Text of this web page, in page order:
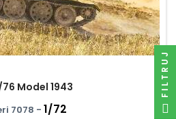
Model 1943
7078 - 1/72
FILTRUJ